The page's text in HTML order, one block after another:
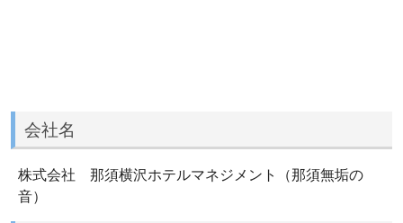
会社名
株式会社 那須横沢ホテルマネジメント（那須無垢の
音）